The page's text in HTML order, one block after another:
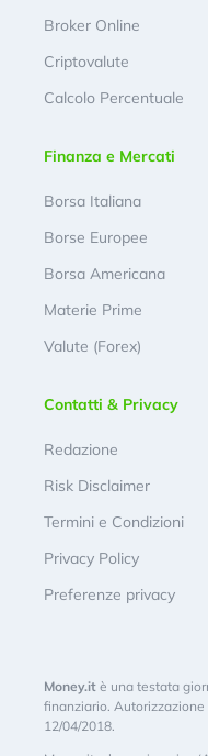
Broker Online
Criptovalute
Calcolo Percentuale
Finanza e Mercati
Borsa Italiana
Borse Europee
Borsa Americana
Materie Prime
Valute (Forex)
Contatti & Privacy
Redazione
Risk Disclaimer
Termini e Condizioni
Privacy Policy
Preferenze privacy
Money.it è una testata
finanziario. Autorizzazione
12/04/2018.